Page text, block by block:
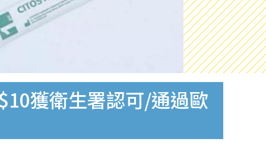
獲衛生署認可/通過歐